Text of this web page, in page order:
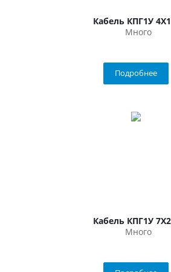
Кабель КПГ1У
Много
Подробнее
Кабель КПГ1У
Много